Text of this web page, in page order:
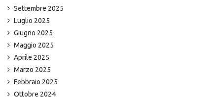
Settembre 2025
Luglio 2025
Giugno 2025
Maggio 2025
Aprile 2025
Marzo 2025
Febbraio 2025
Ottobre 2024